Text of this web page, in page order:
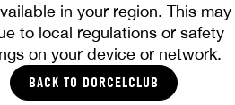
in your region. This may
to local regulations or safety
on your device or network.
BACK TO DORCELCLUB